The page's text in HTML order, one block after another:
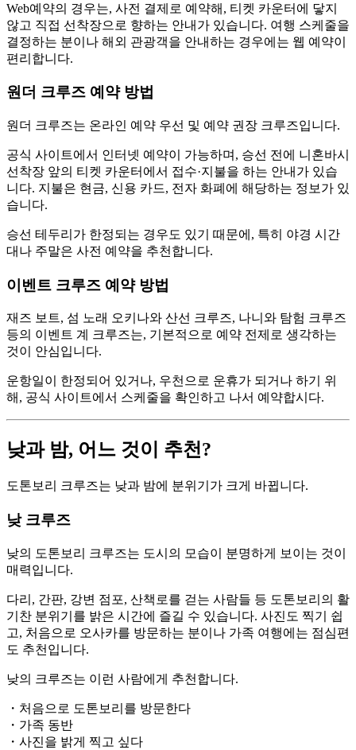
Web예약의 경우는, 사전 결제로 예약해, 티켓 카운터에 닿지
않고 직접 선착장으로 향하는 안내가 있습니다. 여행 스케줄을
결정하는 분이나 해외 관광객을 안내하는 경우에는 웹 예약이
편리합니다.
원더 크루즈 예약 방법
원더 크루즈는 온라인 예약 우선 및 예약 권장 크루즈입니다.
공식 사이트에서 인터넷 예약이 가능하며, 승선 전에 니혼바시
선착장 앞의 티켓 카운터에서 접수·지불을 하는 안내가 있습
니다. 지불은 현금, 신용 카드, 전자 화폐에 해당하는 정보가 있
습니다.
승선 테두리가 한정되는 경우도 있기 때문에, 특히 야경 시간
대나 주말은 사전 예약을 추천합니다.
이벤트 크루즈 예약 방법
재즈 보트, 섬 노래 오키나와 산선 크루즈, 나니와 탐험 크루즈
등의 이벤트 계 크루즈는, 기본적으로 예약 전제로 생각하는
것이 안심입니다.
운항일이 한정되어 있거나, 우천으로 운휴가 되거나 하기 위
해, 공식 사이트에서 스케줄을 확인하고 나서 예약합시다.
낮과 밤, 어느 것이 추천?
도톤보리 크루즈는 낮과 밤에 분위기가 크게 바뀝니다.
낮 크루즈
낮의 도톤보리 크루즈는 도시의 모습이 분명하게 보이는 것이
매력입니다.
다리, 간판, 강변 점포, 산책로를 걷는 사람들 등 도톤보리의 활
기찬 분위기를 밝은 시간에 즐길 수 있습니다. 사진도 찍기 쉽
고, 처음으로 오사카를 방문하는 분이나 가족 여행에는 점심편
도 추천입니다.
낮의 크루즈는 이런 사람에게 추천합니다.
・처음으로 도톤보리를 방문한다
・가족 동반
・사진을 밝게 찍고 싶다